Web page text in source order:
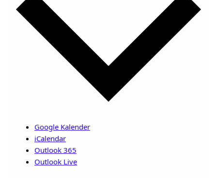
Google Kalender
iCalendar
Outlook 365
Outlook Live